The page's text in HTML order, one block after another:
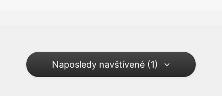
Naposledy navštívené (1)